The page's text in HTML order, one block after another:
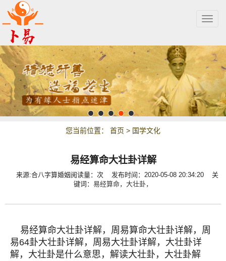
您当前位置： 首页 > 国学文化
易经算命大壮卦详解
来源:合八字算婚姻阅读量： 次 发布时间：2020-05-08 20:34:20 关
键词： 易经算命， 大壮卦，
易经算命大壮卦详解，周易算命大壮卦详解，周
易64卦大壮卦详解，周易大壮卦详解，大壮卦详
解，大壮卦是什么意思，解读大壮卦，大壮卦解